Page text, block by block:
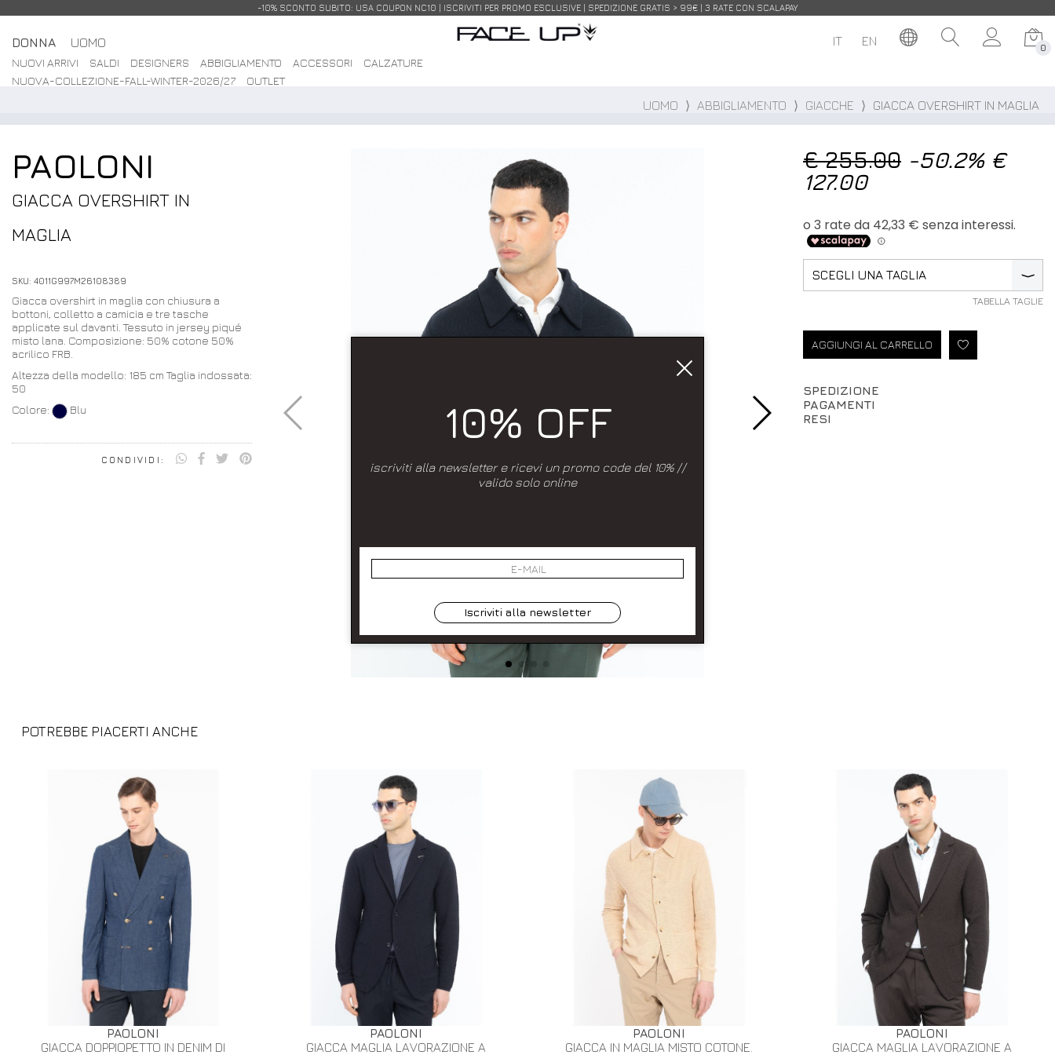
DONNA UOMO
NUOVI ARRIVI SALDI DESIGNERS ABBIGLIAMENTO ACCESSORI
CALZATURE
NUOVA-COLLEZIONE-FALL-WINTER-2026/27
OUTLET
IT EN 0
-10% SCONTO SUBITO: USA COUPON NC10 | ISCRIVITI PER PROMO ESCLUSIVE | SPEDIZIONE GRATIS > 99€ | 3 RATE CON SCALAPAY
UOMO ⟩ ABBIGLIAMENTO ⟩ GIACCHE ⟩ GIACCA OVERSHIRT IN MAGLIA
PAOLONI
GIACCA OVERSHIRT IN
MAGLIA
SKU: 4011G997M26108389
Giacca overshirt in maglia con chiusura a
bottoni, colletto a camicia e tre tasche
applicate sul davanti. Tessuto in jersey piqué
misto lana. Composizione: 50% cotone 50%
acrilico FRB.
Altezza della modello: 185 cm Taglia indossata:
50
Colore:
Blu
CONDIVIDI:
€ 255.00 -50.2% €
127.00
SCEGLI UNA TAGLIA ⟩
TABELLA TAGLIE
AGGIUNGI AL CARRELLO
SPEDIZIONE
PAGAMENTI
RESI
POTREBBE PIACERTI ANCHE
PAOLONI
GIACCA DOPPIOPETTO IN DENIM DI
PAOLONI
GIACCA MAGLIA LAVORAZIONE A
PAOLONI
GIACCA IN MAGLIA MISTO COTONE.
PAOLONI
GIACCA MAGLIA LAVORAZIONE A
10% OFF
iscriviti alla newsletter e ricevi un promo code del 10% //
valido solo online
Iscriviti alla newsletter